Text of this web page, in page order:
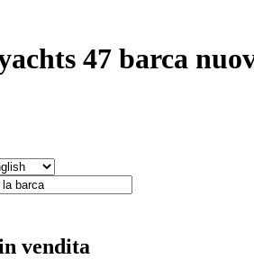
47 barca
vendita